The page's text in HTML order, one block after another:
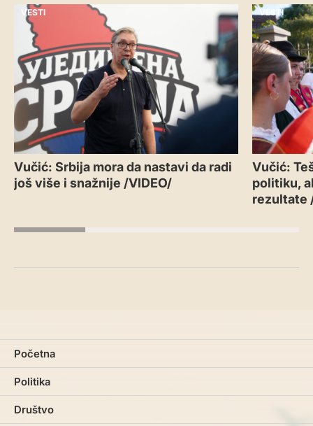
VESTI
Vučić: Srbija mora da nastavi da radi
još više i snažnije /VIDEO/
VESTI
Vučić:
politiku,
rezultate
Početna
Politika
Društvo